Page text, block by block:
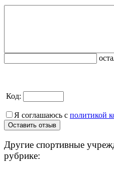
Код:
Я соглашаюсь с политикой
Другие спортивные
рубрике: